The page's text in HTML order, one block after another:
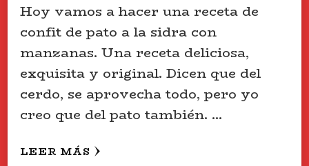
Hoy vamos a hacer una receta de
confit de pato a la sidra con
manzanas. Una receta deliciosa,
exquisita y original. Dicen que del
cerdo, se aprovecha todo, pero yo
creo que del pato también. …
LEER MÁS